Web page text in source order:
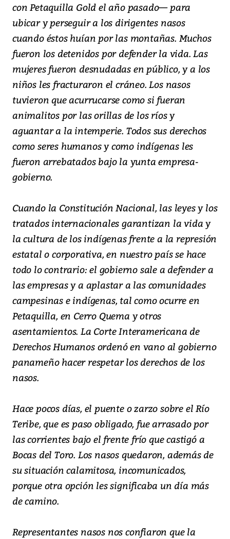
con Petaquilla Gold el año pasado— para
ubicar y perseguir a los dirigentes nasos
cuando éstos huían por las montañas. Muchos
fueron los detenidos por defender la vida. Las
mujeres fueron desnudadas en público, y a los
niños les fracturaron el cráneo. Los nasos
tuvieron que acurrucarse como si fueran
animalitos por las orillas de los ríos y
aguantar a la intemperie. Todos sus derechos
como seres humanos y como indígenas les
fueron arrebatados bajo la yunta empresa-
gobierno.
Cuando la Constitución Nacional, las leyes y los
tratados internacionales garantizan la vida y
la cultura de los indígenas frente a la represión
estatal o corporativa, en nuestro país se hace
todo lo contrario: el gobierno sale a defender a
las empresas y a aplastar a las comunidades
campesinas e indígenas, tal como ocurre en
Petaquilla, en Cerro Quema y otros
asentamientos. La Corte Interamericana de
Derechos Humanos ordenó en vano al gobierno
panameño hacer respetar los derechos de los
nasos.
Hace pocos días, el puente o zarzo sobre el Río
Teribe, que es paso obligado, fue arrasado por
las corrientes bajo el frente frío que castigó a
Bocas del Toro. Los nasos quedaron, además de
su situación calamitosa, incomunicados,
porque otra opción les significaba un día más
de camino.
Representantes nasos nos confiaron que la